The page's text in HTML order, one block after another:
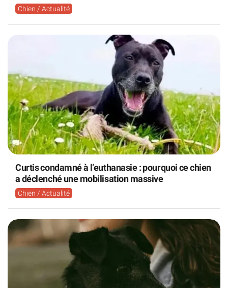
Chien / Actualité
Curtis condamné à l’euthanasie : pourquoi ce chien
a déclenché une mobilisation massive
Chien / Actualité